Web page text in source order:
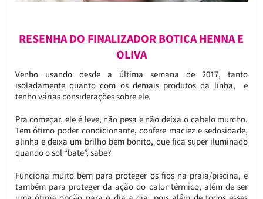
RESENHA DO FINALIZADOR BOTICA HENNA E
OLIVA
Venho usando desde a última semana de 2017, tanto
isoladamente quanto com os demais produtos da linha, e
tenho várias considerações sobre ele.
Pra começar, ele é leve, não pesa e não deixa o cabelo murcho.
Tem ótimo poder condicionante, confere maciez e sedosidade,
alinha e deixa um brilho bem bonito, que fica super iluminado
quando o sol “bate”, sabe?
Funciona muito bem para proteger os fios na praia/piscina, e
também para proteger da ação do calor térmico, além de ser